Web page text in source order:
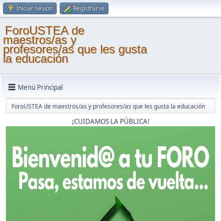
Iniciar sesión Registrarse
ForoUSTEA de
maestros/as y
profesores/as que les gusta
la educación
Menú Principal
ForoUSTEA de maestros/as y profesores/as que les gusta la educación
¡CUIDAMOS LA PÚBLICA!